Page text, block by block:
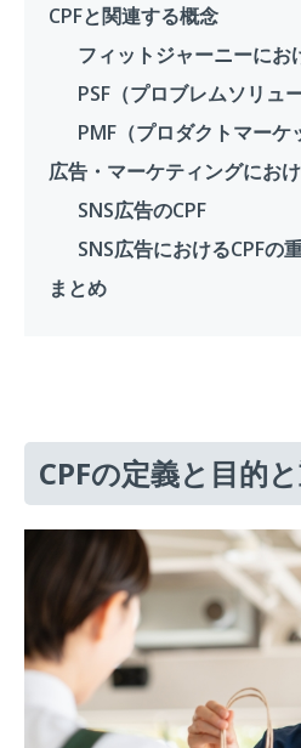
CPFと関連する概念
フィットジャーニーにお
PSF（プロブレムソリュ
PMF（プロダクトマーケ
広告・マーケティングにお
SNS広告のCPF
SNS広告におけるCPFの
まとめ
CPFの定義と目的